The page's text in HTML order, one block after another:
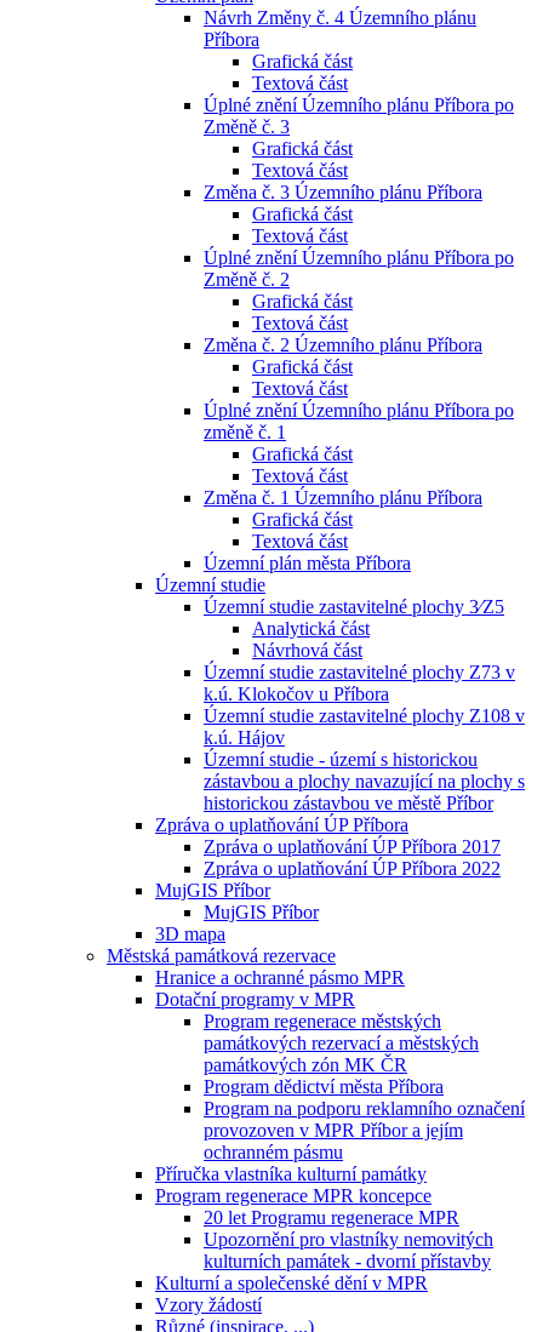
Návrh Změny č. 4 Územního plánu
Příbora
Grafická část
Textová část
Úplné znění Územního plánu Příbora po
Změně č. 3
Grafická část
Textová část
Změna č. 3 Územního plánu Příbora
Grafická část
Textová část
Úplné znění Územního plánu Příbora po
Změně č. 2
Grafická část
Textová část
Změna č. 2 Územního plánu Příbora
Grafická část
Textová část
Úplné znění Územního plánu Příbora po
změně č. 1
Grafická část
Textová část
Změna č. 1 Územního plánu Příbora
Grafická část
Textová část
Územní plán města Příbora
Územní studie
Územní studie zastavitelné plochy 3⁄Z5
Analytická část
Návrhová část
Územní studie zastavitelné plochy Z73 v
k.ú. Klokočov u Příbora
Územní studie zastavitelné plochy Z108 v
k.ú. Hájov
Územní studie - území s historickou
zástavbou a plochy navazující na plochy s
historickou zástavbou ve městě Příbor
Zpráva o uplatňování ÚP Příbora
Zpráva o uplatňování ÚP Příbora 2017
Zpráva o uplatňování ÚP Příbora 2022
MujGIS Příbor
MujGIS Příbor
3D mapa
Městská památková rezervace
Hranice a ochranné pásmo MPR
Dotační programy v MPR
Program regenerace městských
památkových rezervací a městských
památkových zón MK ČR
Program dědictví města Příbora
Program na podporu reklamního označení
provozoven v MPR Příbor a jejím
ochranném pásmu
Příručka vlastníka kulturní památky
Program regenerace MPR koncepce
20 let Programu regenerace MPR
Upozornění pro vlastníky nemovitých
kulturních památek - dvorní přístavby
Kulturní a společenské dění v MPR
Vzory žádostí
Různé (inspirace, ...)